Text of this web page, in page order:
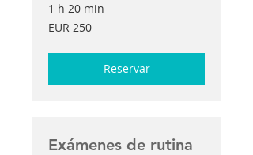
1 h 20 min
250
euros
EUR 250
Reservar
Exámenes de rutina